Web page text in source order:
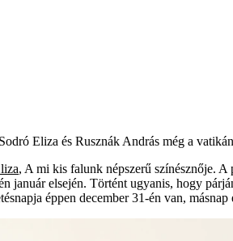
Eliza és Rusznák András még a
, A mi kis falunk népszerű színésznője.
január elsején. Történt ugyanis, hogy
éppen december 31-én van,